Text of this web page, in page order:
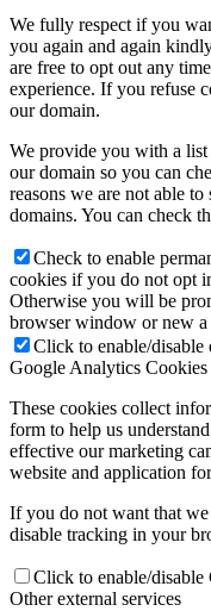
We fully respect if you
you again and again
are free to opt out any
experience. If you refuse
our domain.
We provide you with a
our domain so you can
reasons we are not able
domains. You can check
Check to enable
cookies if you do not opt
Otherwise you will be
browser window or new a
Click to enable/disable
Google Analytics Cookies
These cookies collect
form to help us
effective our marketing
website and application
If you do not want that
disable tracking in your
Click to enable/
Other external services